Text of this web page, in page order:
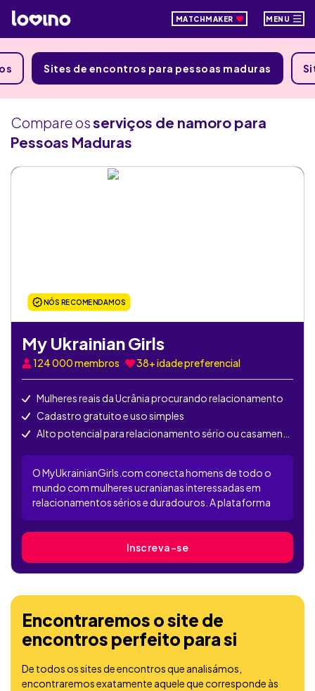
MATCHMAKER MENU
Sites de encontros para pessoas maduras
Compare osserviços de namoro para
Pessoas Maduras
NÓS RECOMENDAMOS
My Ukrainian Girls
124 000membros 38+ idade preferencial
Mulheres reais da Ucrânia procurando relacionamento
Cadastro gratuito e uso simples
O MyUkrainianGirls.com conecta homens de todo o
mundo com mulheres ucranianas interessadas em
relacionamentos sérios e duradouros. A plataforma
maioria das funções está disponível apenas para
membros VIP. É uma escolha popular para quem busca
romance internacional com um toque tradicional.
Inscreva-se
Encontraremos o site de
encontros perfeito para si
De todos os sites de encontros que analisámos,
encontraremos exatamente aquele que corresponde às